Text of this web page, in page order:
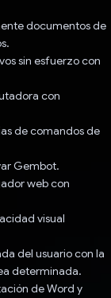
documentos de
sin esfuerzo con
con
de comandos de
Gembot.
web con
visual
del usuario con la
determinada.
de Word y